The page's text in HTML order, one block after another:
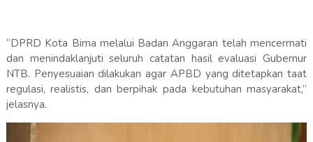
“DPRD Kota Bima melalui Badan Anggaran telah mencermati
dan menindaklanjuti seluruh catatan hasil evaluasi Gubernur
NTB. Penyesuaian dilakukan agar APBD yang ditetapkan taat
regulasi, realistis, dan berpihak pada kebutuhan masyarakat,”
jelasnya.